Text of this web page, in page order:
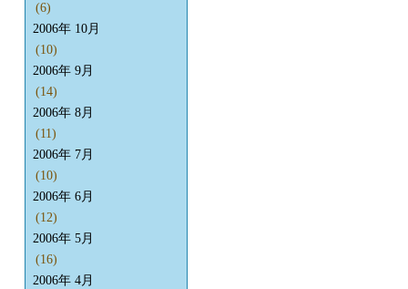
(6)
2006年 10月
(10)
2006年 9月
(14)
2006年 8月
(11)
2006年 7月
(10)
2006年 6月
(12)
2006年 5月
(16)
2006年 4月